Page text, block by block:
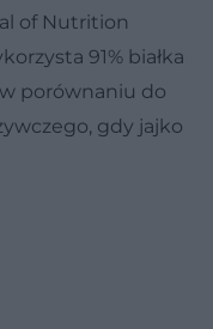
of Nutrition
91% białka
porównaniu do
gdy jajko